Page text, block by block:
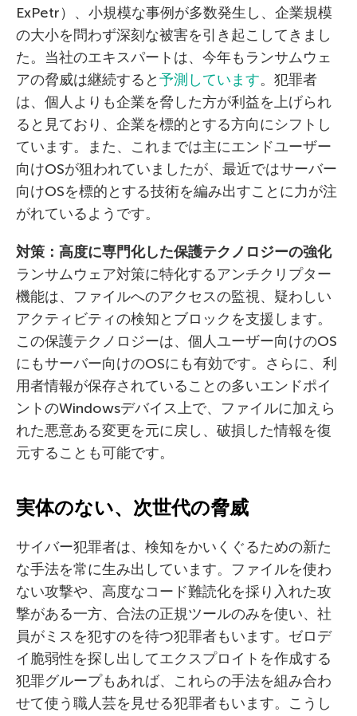
ExPetr）、小規模な事例が多数発生し、企業規模
の大小を問わず深刻な被害を引き起こしてきまし
た。当社のエキスパートは、今年もランサムウェ
アの脅威は継続すると予測しています。犯罪者
は、個人よりも企業を脅した方が利益を上げられ
ると見ており、企業を標的とする方向にシフトし
ています。また、これまでは主にエンドユーザー
向けOSが狙われていましたが、最近ではサーバー
向けOSを標的とする技術を編み出すことに力が注
がれているようです。
対策：高度に専門化した保護テクノロジーの強化
ランサムウェア対策に特化するアンチクリプター
機能は、ファイルへのアクセスの監視、疑わしい
アクティビティの検知とブロックを支援します。
この保護テクノロジーは、個人ユーザー向けのOS
にもサーバー向けのOSにも有効です。さらに、利
用者情報が保存されていることの多いエンドポイ
ントのWindowsデバイス上で、ファイルに加えら
れた悪意ある変更を元に戻し、破損した情報を復
元することも可能です。
実体のない、次世代の脅威
サイバー犯罪者は、検知をかいくぐるための新た
な手法を常に生み出しています。ファイルを使わ
ない攻撃や、高度なコード難読化を採り入れた攻
撃がある一方、合法の正規ツールのみを使い、社
員がミスを犯すのを待つ犯罪者もいます。ゼロデ
イ脆弱性を探し出してエクスプロイトを作成する
犯罪グループもあれば、これらの手法を組み合わ
せて使う職人芸を見せる犯罪者もいます。こうし